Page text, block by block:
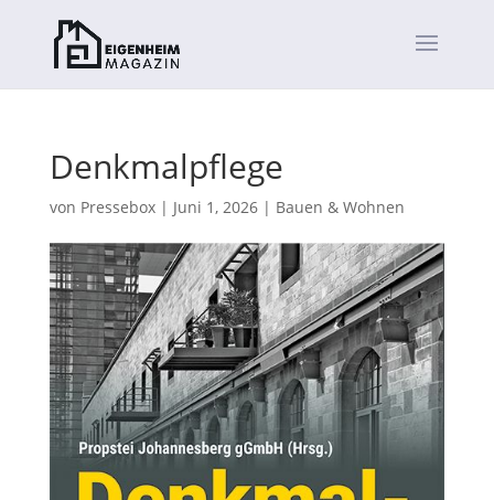
Denkmalpflege
von Pressebox| Juni 1, 2026| Bauen & Wohnen